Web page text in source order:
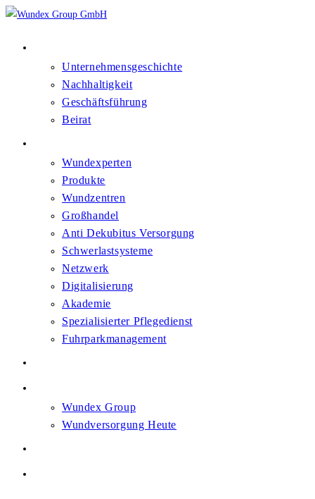
Unternehmensgeschichte
Nachhaltigkeit
Geschäftsführung
Beirat
Wundexperten
Produkte
Wundzentren
Großhandel
Anti Dekubitus Versorgung
Schwerlastsysteme
Netzwerk
Digitalisierung
Akademie
Spezialisierter Pflegedienst
Fuhrparkmanagement
Wundex Group
Wundversorgung Heute